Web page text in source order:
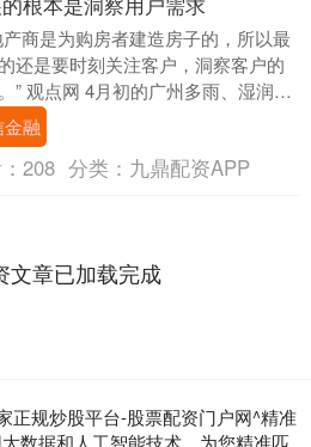
产商是为购房者建造房子的，所以最
还是要时刻关注客户，洞察客户的
” 观点网 4月初的广州多雨、湿润，
射地面的时间少之又少，人流也不
密....
融
208 分类： 九鼎配资APP
文章已加载完成
正规炒股平台-股票配资门户网^精准
数据和人工智能技术，为您精准匹